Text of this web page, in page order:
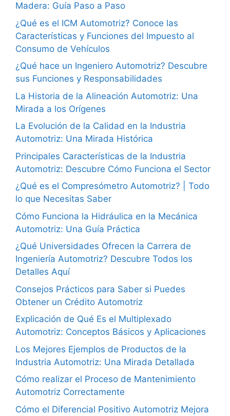
Madera: Guía Paso a Paso
¿Qué es el ICM Automotriz? Conoce las
Características y Funciones del Impuesto al
Consumo de Vehículos
¿Qué hace un Ingeniero Automotriz? Descubre
sus Funciones y Responsabilidades
La Historia de la Alineación Automotriz: Una
Mirada a los Orígenes
La Evolución de la Calidad en la Industria
Automotriz: Una Mirada Histórica
Principales Características de la Industria
Automotriz: Descubre Cómo Funciona el Sector
¿Qué es el Compresómetro Automotriz? | Todo
lo que Necesitas Saber
Cómo Funciona la Hidráulica en la Mecánica
Automotriz: Una Guía Práctica
¿Qué Universidades Ofrecen la Carrera de
Ingeniería Automotriz? Descubre Todos los
Detalles Aquí
Consejos Prácticos para Saber si Puedes
Obtener un Crédito Automotriz
Explicación de Qué Es el Multiplexado
Automotriz: Conceptos Básicos y Aplicaciones
Los Mejores Ejemplos de Productos de la
Industria Automotriz: Una Mirada Detallada
Cómo realizar el Proceso de Mantenimiento
Automotriz Correctamente
Cómo el Diferencial Positivo Automotriz Mejora